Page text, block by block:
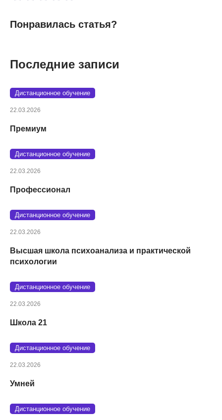
Понравилась статья?
Последние записи
Дистанционное обучение
22.03.2026
Премиум
Дистанционное обучение
22.03.2026
Профессионал
Дистанционное обучение
22.03.2026
Высшая школа психоанализа и практической
психологии
Дистанционное обучение
22.03.2026
Школа 21
Дистанционное обучение
22.03.2026
Умней
Дистанционное обучение